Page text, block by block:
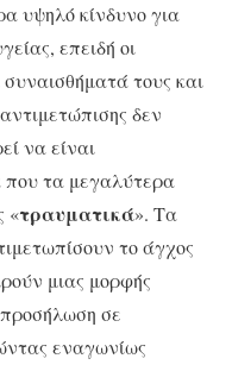
υψηλό κίνδυνο για
επειδή οι
τους και
δεν
να είναι
που τα μεγαλύτερα
«τραυματικά». Τα
το άγχος
μιας μορφής
σε
εναγωνίως